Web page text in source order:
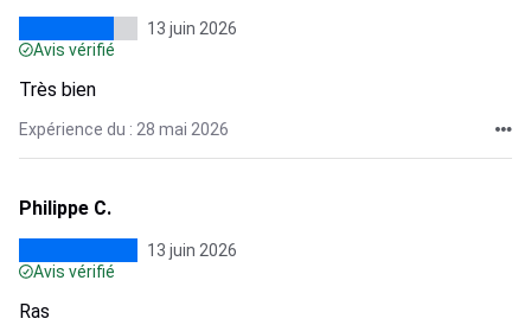
13 juin 2026
Avis vérifié
Très bien
Expérience du : 28 mai 2026
Philippe C.
13 juin 2026
Avis vérifié
Ras